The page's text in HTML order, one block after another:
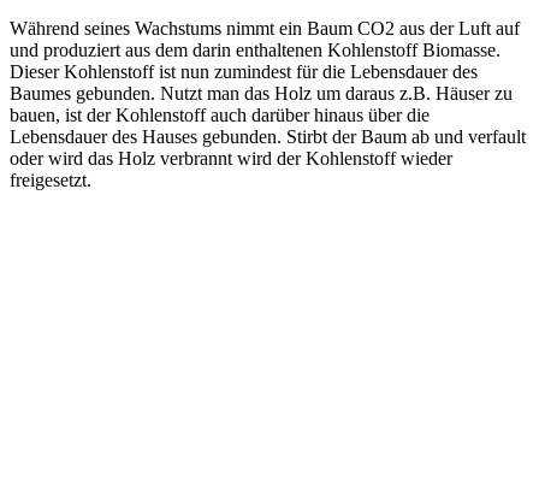
Während seines Wachstums nimmt ein Baum CO2 aus der Luft auf
und produziert aus dem darin enthaltenen Kohlenstoff Biomasse.
Dieser Kohlenstoff ist nun zumindest für die Lebensdauer des
Baumes gebunden. Nutzt man das Holz um daraus z.B. Häuser zu
bauen, ist der Kohlenstoff auch darüber hinaus über die
Lebensdauer des Hauses gebunden. Stirbt der Baum ab und verfault
oder wird das Holz verbrannt wird der Kohlenstoff wieder
freigesetzt.